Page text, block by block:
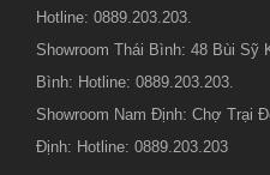
Hotline: 0889.203.203.
Showroom Thái Bình: 48 Bùi Sỹ
Bình: Hotline: 0889.203.203.
Showroom Nam Định: Chợ Trại
Định: Hotline: 0889.203.203